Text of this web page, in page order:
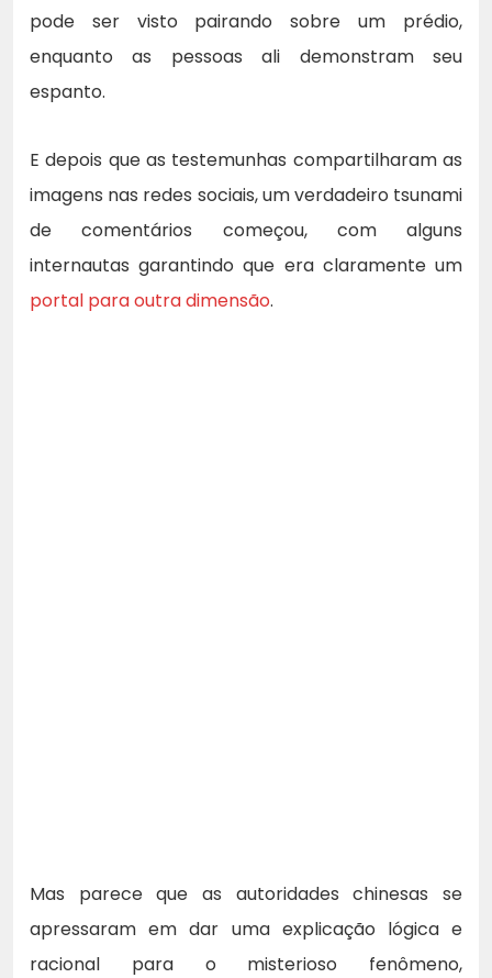
pode ser visto pairando sobre um prédio,
enquanto as pessoas ali demonstram seu
espanto.
E depois que as testemunhas compartilharam as
imagens nas redes sociais, um verdadeiro tsunami
de comentários começou, com alguns
internautas garantindo que era claramente um
portal para outra dimensão.
Mas parece que as autoridades chinesas se
apressaram em dar uma explicação lógica e
racional para o misterioso fenômeno,